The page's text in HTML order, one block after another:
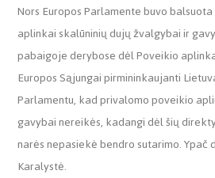
Nors Europos Parlamente buvo
aplinkai skalūninių dujų žvalgybai ir
pabaigoje derybose dėl Poveikio
Europos Sąjungai pirmininkaujanti
Parlamentu, kad privalomo poveikio
gavybai nereikės, kadangi dėl šių
narės nepasiekė bendro sutarimo. Ypač
Karalystė.